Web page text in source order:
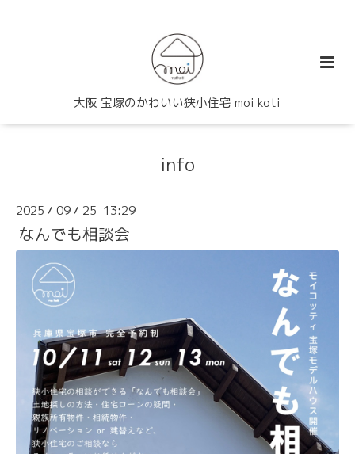
大阪 宝塚のかわいい狭小住宅 moi koti
info
2025 / 09 / 25 13:29
なんでも相談会